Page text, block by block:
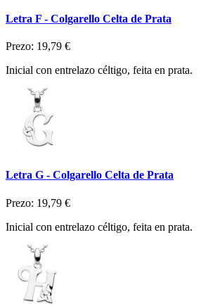
Letra F - Colgarello Celta de Prata
Prezo: 19,79 €
Inicial con entrelazo céltigo, feita en prata.
Letra G - Colgarello Celta de Prata
Prezo: 19,79 €
Inicial con entrelazo céltigo, feita en prata.